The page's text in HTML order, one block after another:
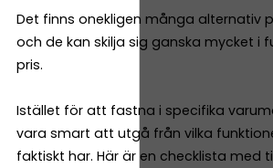
Det finns onekligen många alternativ
och de kan skilja sig ganska mycket i
pris.
Istället för att fastna i specifika
vara smart att utgå från vilka
faktiskt har. Här är en checklista med